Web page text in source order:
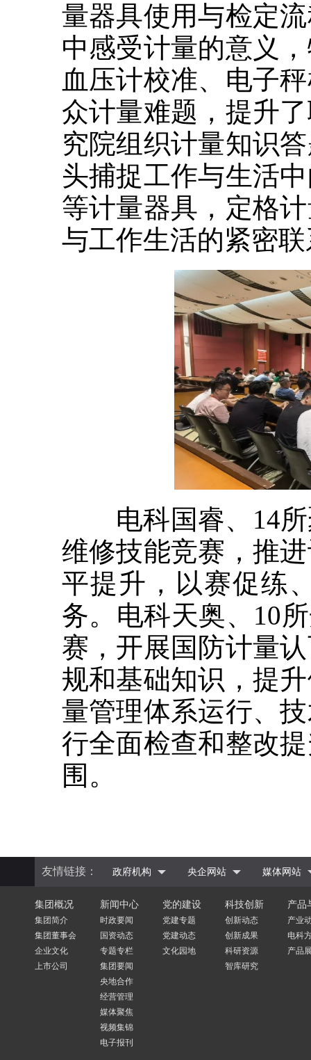
量器具使用与检定
中感受计量的意义
血压计校准、电子
众计量难题，提升
究院组织计量知识
头捕捉工作与生活
等计量器具，定格
与工作生活的紧密
电科国睿、14所
维修技能竞赛，推
平提升，以赛促练
务。电科天奥、10
赛，开展国防计量
规和基础知识，提
量管理体系运行、
行全面检查和整改
围。
友情链接： 政府机构 央企网站 媒体网站
集团概况
集团简介
集团董事会
企业文化
上市公司
新闻中心
时政要闻
国资动态
专题专栏
集团要闻
央地合作
经营管理
媒体聚焦
视频集锦
电子报刊
党的建设
党建专题
党建动态
文化园地
科技创新
创新动态
创新成果
科研资源
智库研究
产品
产业
电科
产品